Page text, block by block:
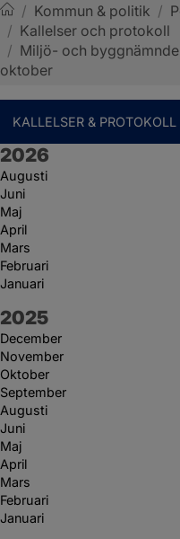
Sotenäs kommun
/ Kommun & politik /
/ Kallelser och protokoll
/ Miljö- och
oktober
KALLELSER & PROTOKOLL
År:
2026
Augusti
Juni
Maj
April
Mars
Februari
Januari
År:
2025
December
November
Oktober
September
Augusti
Juni
Maj
April
Mars
Februari
Januari